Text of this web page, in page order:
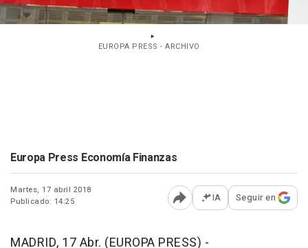
EUROPA PRESS - ARCHIVO
Europa Press Economía Finanzas
Martes, 17 abril 2018
Publicado: 14:25
Abrir opciones para
IA Seguir en
MADRID, 17 Abr. (EUROPA PRESS) -